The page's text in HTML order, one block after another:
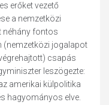
erőket vezető
a nemzetközi
néhány fontos
(nemzetközi jogalapot
csapás
leszögezte:
amerikai külpolitika
hagyományos elve.